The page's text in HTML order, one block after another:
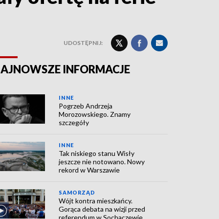
UDOSTĘPNIJ:
INFORMACJE
INNE
Pogrzeb Andrzeja
Morozowskiego. Znamy
szczegóły
INNE
Tak niskiego stanu Wisły
jeszcze nie notowano. Nowy
rekord w Warszawie
SAMORZĄD
Wójt kontra mieszkańcy.
Gorąca debata na wizji przed
referendum w Sochaczewie